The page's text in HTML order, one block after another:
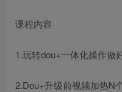
课程内容
1.玩转dou+一体化操作做
2.Dou+升级前视频加热N